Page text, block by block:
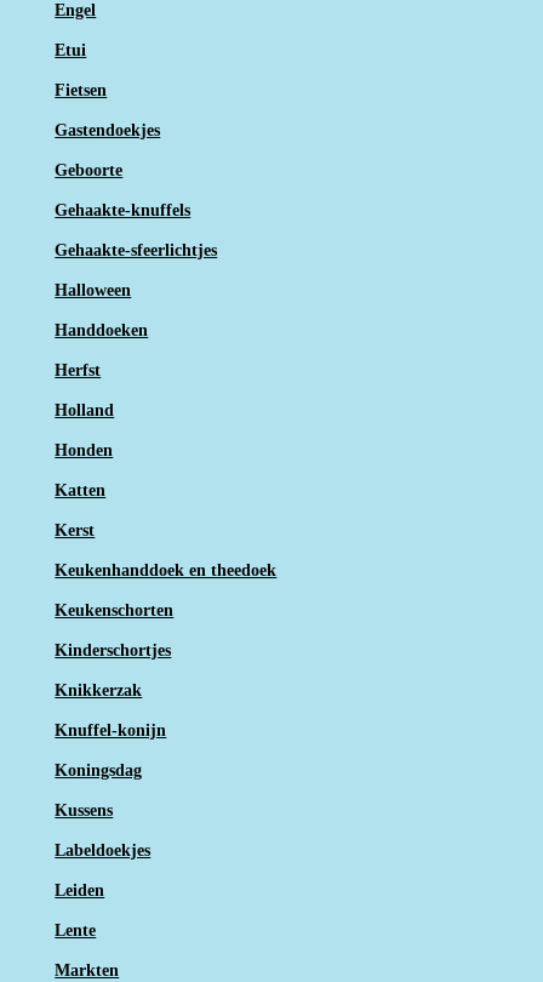
Engel
Etui
Fietsen
Gastendoekjes
Geboorte
Gehaakte-knuffels
Gehaakte-sfeerlichtjes
Halloween
Handdoeken
Herfst
Holland
Honden
Katten
Kerst
Keukenhanddoek en theedoek
Keukenschorten
Kinderschortjes
Knikkerzak
Knuffel-konijn
Koningsdag
Kussens
Labeldoekjes
Leiden
Lente
Markten